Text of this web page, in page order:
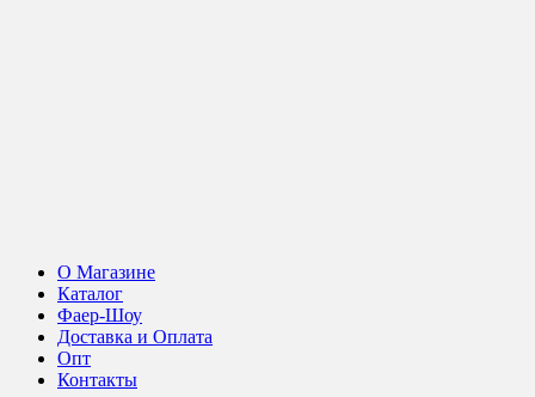
О Магазине
Каталог
Фаер-Шоу
Доставка и Оплата
Опт
Контакты